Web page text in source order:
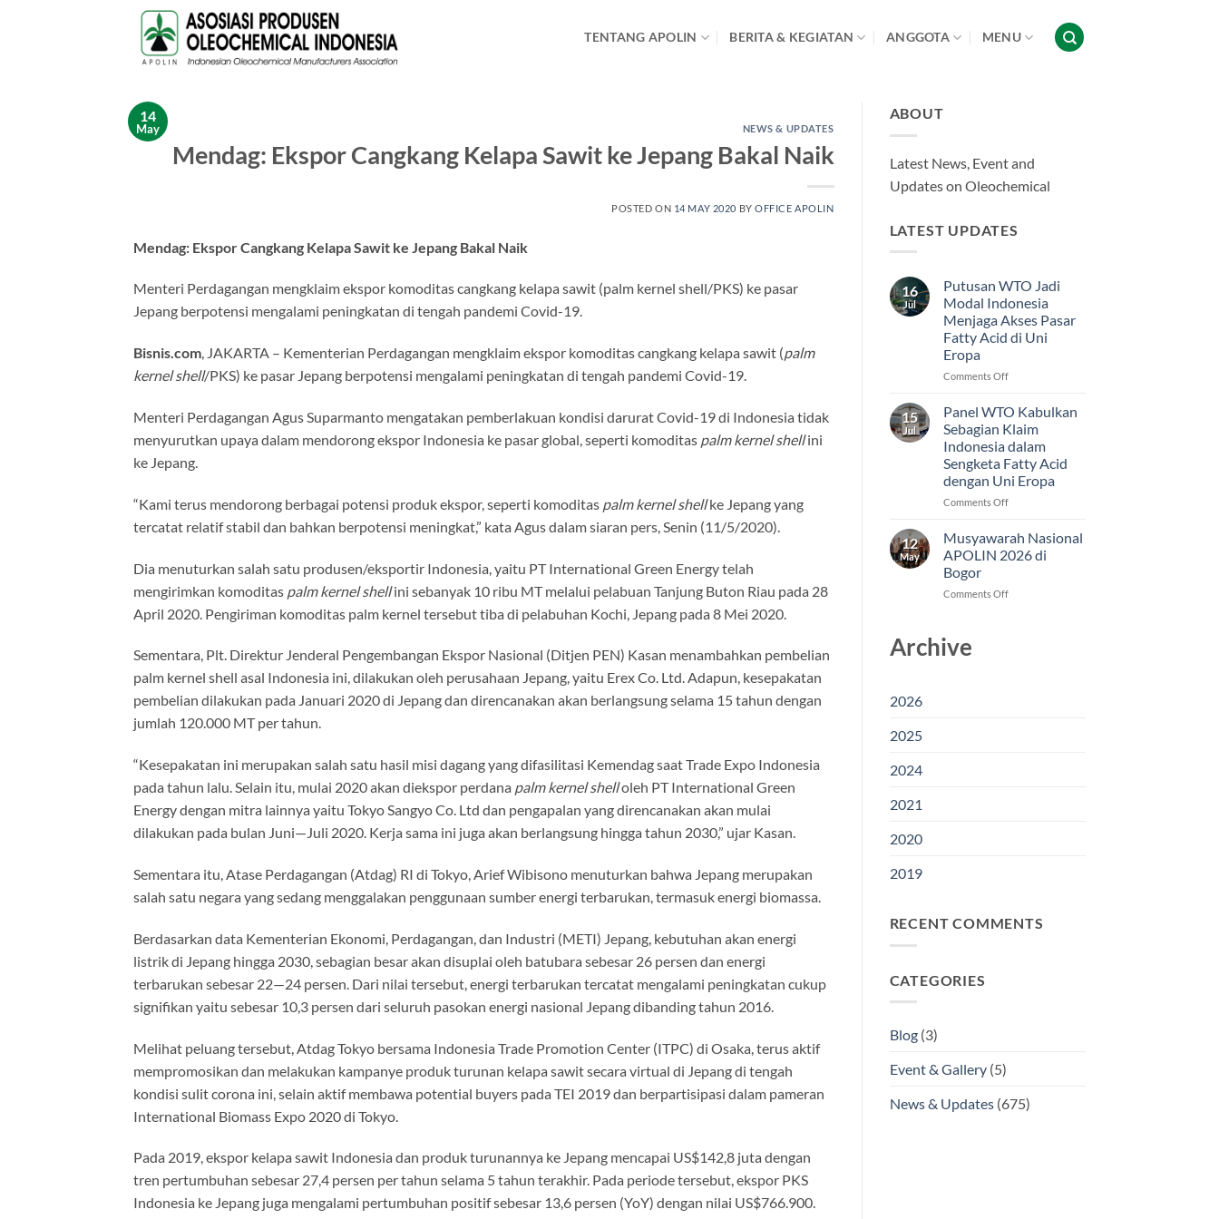
TENTANG APOLIN BERITA & KEGIATAN ANGGOTA MENU
14
May NEWS & UPDATES
Mendag: Ekspor Cangkang Kelapa Sawit ke Jepang Bakal Naik
POSTED ON 14 MAY 2020 BYOFFICE APOLIN
Mendag: Ekspor Cangkang Kelapa Sawit ke Jepang Bakal Naik
Menteri Perdagangan mengklaim ekspor komoditas cangkang kelapa sawit (palm kernel shell/PKS) ke pasar
Jepang berpotensi mengalami peningkatan di tengah pandemi Covid-19.
Bisnis.com, JAKARTA – Kementerian Perdagangan mengklaim ekspor komoditas cangkang kelapa sawit (palm
kernel shell/PKS) ke pasar Jepang berpotensi mengalami peningkatan di tengah pandemi Covid-19.
Menteri Perdagangan Agus Suparmanto mengatakan pemberlakuan kondisi darurat Covid-19 di Indonesia tidak
menyurutkan upaya dalam mendorong ekspor Indonesia ke pasar global, seperti komoditas palm kernel shellini
ke Jepang.
“Kami terus mendorong berbagai potensi produk ekspor, seperti komoditas palm kernel shellke Jepang yang
tercatat relatif stabil dan bahkan berpotensi meningkat,” kata Agus dalam siaran pers, Senin (11/5/2020).
Dia menuturkan salah satu produsen/eksportir Indonesia, yaitu PT International Green Energy telah
mengirimkan komoditas palm kernel shellini sebanyak 10 ribu MT melalui pelabuan Tanjung Buton Riau pada 28
April 2020. Pengiriman komoditas palm kernel tersebut tiba di pelabuhan Kochi, Jepang pada 8 Mei 2020.
Sementara, Plt. Direktur Jenderal Pengembangan Ekspor Nasional (Ditjen PEN) Kasan menambahkan pembelian
palm kernel shell asal Indonesia ini, dilakukan oleh perusahaan Jepang, yaitu Erex Co. Ltd. Adapun, kesepakatan
pembelian dilakukan pada Januari 2020 di Jepang dan direncanakan akan berlangsung selama 15 tahun dengan
jumlah 120.000 MT per tahun.
“Kesepakatan ini merupakan salah satu hasil misi dagang yang difasilitasi Kemendag saat Trade Expo Indonesia
pada tahun lalu. Selain itu, mulai 2020 akan diekspor perdana palm kernel shelloleh PT International Green
Energy dengan mitra lainnya yaitu Tokyo Sangyo Co. Ltd dan pengapalan yang direncanakan akan mulai
dilakukan pada bulan Juni—Juli 2020. Kerja sama ini juga akan berlangsung hingga tahun 2030,” ujar Kasan.
Sementara itu, Atase Perdagangan (Atdag) RI di Tokyo, Arief Wibisono menuturkan bahwa Jepang merupakan
salah satu negara yang sedang menggalakan penggunaan sumber energi terbarukan, termasuk energi biomassa.
Berdasarkan data Kementerian Ekonomi, Perdagangan, dan Industri (METI) Jepang, kebutuhan akan energi
listrik di Jepang hingga 2030, sebagian besar akan disuplai oleh batubara sebesar 26 persen dan energi
terbarukan sebesar 22—24 persen. Dari nilai tersebut, energi terbarukan tercatat mengalami peningkatan cukup
signifikan yaitu sebesar 10,3 persen dari seluruh pasokan energi nasional Jepang dibanding tahun 2016.
Melihat peluang tersebut, Atdag Tokyo bersama Indonesia Trade Promotion Center (ITPC) di Osaka, terus aktif
mempromosikan dan melakukan kampanye produk turunan kelapa sawit secara virtual di Jepang di tengah
kondisi sulit corona ini, selain aktif membawa potential buyers pada TEI 2019 dan berpartisipasi dalam pameran
International Biomass Expo 2020 di Tokyo.
Pada 2019, ekspor kelapa sawit Indonesia dan produk turunannya ke Jepang mencapai US$142,8 juta dengan
tren pertumbuhan sebesar 27,4 persen per tahun selama 5 tahun terakhir. Pada periode tersebut, ekspor PKS
Indonesia ke Jepang juga mengalami pertumbuhan positif sebesar 13,6 persen (YoY) dengan nilai US$766.900.
ABOUT
Latest News, Event and
Updates on Oleochemical
LATEST UPDATES
16
Jul
Putusan WTO Jadi
Modal Indonesia
Menjaga Akses Pasar
Fatty Acid di Uni
Eropa
Comments Offon
WTO
Modal
Indonesia
Menjaga
Akses
Pasar
di
Uni
15
Jul
Panel WTO Kabulkan
Sebagian Klaim
Indonesia dalam
Sengketa Fatty Acid
dengan Uni Eropa
Comments Offon
WTO
Sebagian
Indonesia
12
May
Musyawarah Nasional
APOLIN 2026 di
Bogor
Comments Offon
Archive
2026
2025
2024
2021
2020
2019
RECENT COMMENTS
CATEGORIES
Blog(3)
Event & Gallery(5)
News & Updates(675)